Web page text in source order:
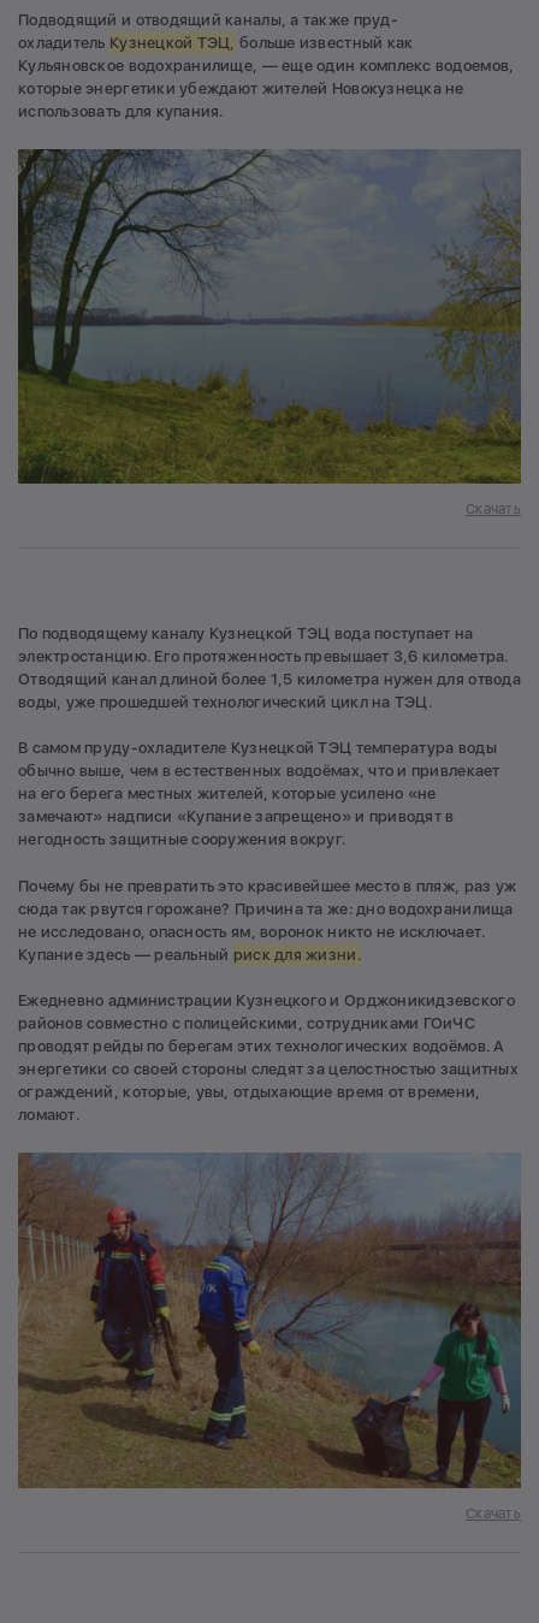
Подводящий и отводящий каналы, а также пруд-
охладитель Кузнецкой ТЭЦ, больше известный как
Кульяновское водохранилище, — еще один комплекс водоемов,
которые энергетики убеждают жителей Новокузнецка не
использовать для купания.
Скачать
По подводящему каналу Кузнецкой ТЭЦ вода поступает на
электростанцию. Его протяженность превышает 3,6 километра.
Отводящий канал длиной более 1,5 километра нужен для отвода
воды, уже прошедшей технологический цикл на ТЭЦ.
В самом пруду-охладителе Кузнецкой ТЭЦ температура воды
обычно выше, чем в естественных водоёмах, что и привлекает
на его берега местных жителей, которые усилено «не
замечают» надписи «Купание запрещено» и приводят в
негодность защитные сооружения вокруг.
Почему бы не превратить это красивейшее место в пляж, раз уж
сюда так рвутся горожане? Причина та же: дно водохранилища
не исследовано, опасность ям, воронок никто не исключает.
Купание здесь — реальный риск для жизни.
Ежедневно администрации Кузнецкого и Орджоникидзевского
районов совместно с полицейскими, сотрудниками ГОиЧС
проводят рейды по берегам этих технологических водоёмов. А
энергетики со своей стороны следят за целостностью защитных
ограждений, которые, увы, отдыхающие время от времени,
ломают.
Скачать